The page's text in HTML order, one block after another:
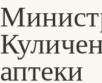
аптеки